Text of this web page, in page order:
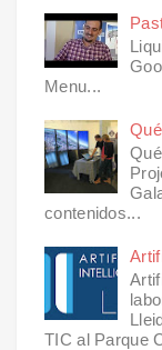
Menu...
contenidos...
TIC al Parque